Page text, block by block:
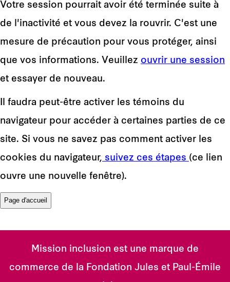
Votre session pourrait avoir été terminée suite à
de l'inactivité et vous devez la rouvrir. C'est une
mesure de précaution pour vous protéger, ainsi
que vos informations. Veuillez ouvrir une session
et essayer de nouveau.
Il faudra peut-être activer les témoins du
navigateur pour accéder à certaines parties de ce
site. Si vous ne savez pas comment activer les
cookies du navigateur, suivez ces étapes (ce lien
ouvre une nouvelle fenêtre).
Mission inclusion est une marque de
commerce de la Fondation Jules et Paul-Émile